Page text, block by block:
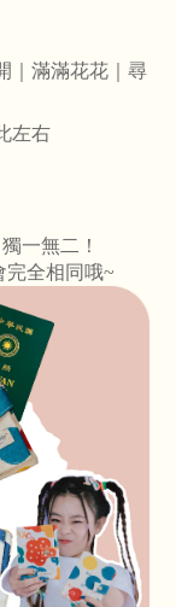
｜滿滿花花 ｜尋
左右
一無二！
完全相同哦~